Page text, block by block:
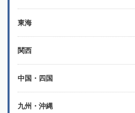
東海
関西
中国・四国
九州・沖縄